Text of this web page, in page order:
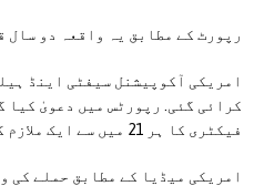
رپورٹ کے مطابق یہ واقعہ دو سال قبل 2021 میں پیش آیا
امریکی آکوپیشنل سیفٹی اینڈ
کرائی گئی. رپورٹس میں دعویٰ کیا
فیکٹری کا ہر 21 میں سے ایک ملازم گزشتہ سال زخمی ہوا تھا۔
امریکی میڈیا کے مطابق حملے کی